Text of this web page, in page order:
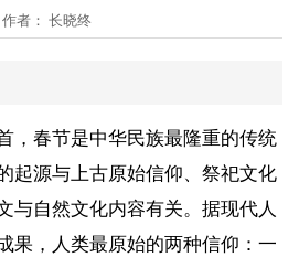
作者： 长晓终
春节是中华民族最隆重的传统
起源与上古原始信仰、祭祀文化
与自然文化内容有关。据现代人
果，人类最原始的两种信仰：一